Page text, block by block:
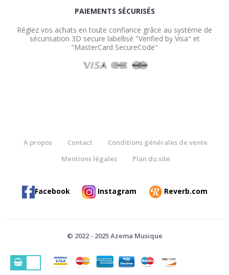
PAIEMENTS SÉCURISÉS
Réglez vos achats en toute confiance grâce au système de
sécurisation 3D secure labellisé "Verified by Visa" et
"MasterCard SecureCode"
A propos Contact
Conditions générales de vente
Mentions légales
Plan du site
Facebook Instagram Reverb.com
© 2022 - 2025 Azema Musique